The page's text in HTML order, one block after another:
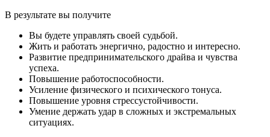
В результате вы получите
Вы будете управлять своей судьбой.
Жить и работать энергично, радостно и интересно.
Развитие предпринимательского драйва и чувства
успеха.
Повышение работоспособности.
Усиление физического и психического тонуса.
Повышение уровня стрессустойчивости.
Умение держать удар в сложных и экстремальных
ситуациях.